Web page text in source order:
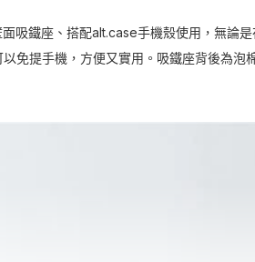
吸鐵座、搭配alt.case手機殼使用，無論
免提手機，方便又實用。吸鐵座背後為泡